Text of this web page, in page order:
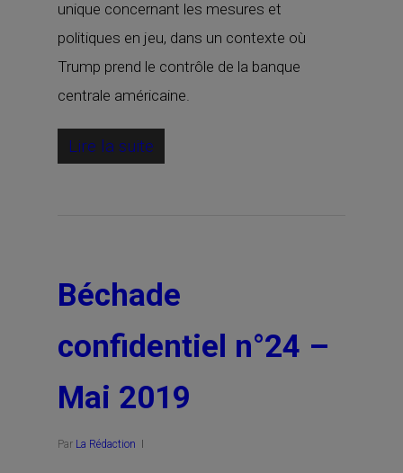
unique concernant les mesures et
politiques en jeu, dans un contexte où
Trump prend le contrôle de la banque
centrale américaine.
Lire la suite
Béchade
confidentiel n°24 –
Mai 2019
Par La Rédaction